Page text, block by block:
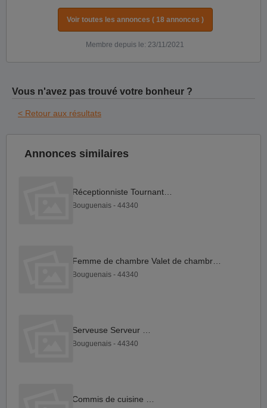
Voir toutes les annonces ( 18 annonces )
Membre depuis le: 23/11/2021
Vous n'avez pas trouvé votre bonheur ?
< Retour aux résultats
Annonces similaires
Bouguenais - 44340
Bouguenais - 44340
Bouguenais - 44340